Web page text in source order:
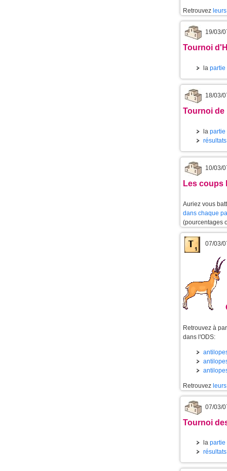
Retrouvez
19/03/
Tournoi
la partie
18/03/
Tournoi de
la partie
10/03/
Les coups
Auriez vous
dans chaque
(pourcentages
07/03/
Retrouvez à
dans l'ODS:
Retrouvez
07/03/
Tournoi
la partie